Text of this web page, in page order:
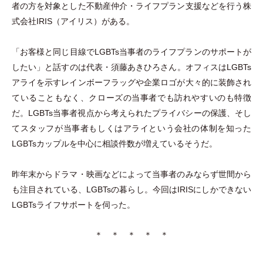
者の方を対象とした不動産仲介 ・ ライフプラン支援などを行う株
式会社IRIS （アイリス ） がある。
「お客様と同じ目線でLGBTs当事者のライフプランのサポートが
したい 」 と話すのは代表 ・ 須藤あきひろさん。オフィスはLGBTs
アライを示すレインボーフラッグや企業ロゴが大々的に装飾され
ていることもなく、クローズの当事者でも訪れやすいのも特徴
だ。LGBTs当事者視点から考えられたプライバシーの保護、そし
てスタッフが当事者もしくはアライという会社の体制を知った
LGBTsカップルを中心に相談件数が増えているそうだ。
昨年末からドラマ ・ 映画などによって当事者のみならず世間から
も注目されている、LGBTsの暮らし。今回はIRISにしかできない
LGBTsライフサポートを伺った。
＊ ＊ ＊ ＊ ＊